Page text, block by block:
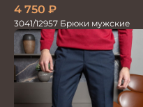
4 750 ₽
3041/12957 Брюки мужские